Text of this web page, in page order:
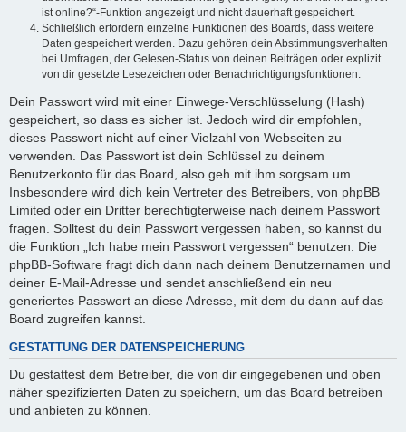
ist online?“-Funktion angezeigt und nicht dauerhaft gespeichert.
Schließlich erfordern einzelne Funktionen des Boards, dass weitere
Daten gespeichert werden. Dazu gehören dein Abstimmungsverhalten
bei Umfragen, der Gelesen-Status von deinen Beiträgen oder explizit
von dir gesetzte Lesezeichen oder Benachrichtigungsfunktionen.
Dein Passwort wird mit einer Einwege-Verschlüsselung (Hash)
gespeichert, so dass es sicher ist. Jedoch wird dir empfohlen,
dieses Passwort nicht auf einer Vielzahl von Webseiten zu
verwenden. Das Passwort ist dein Schlüssel zu deinem
Benutzerkonto für das Board, also geh mit ihm sorgsam um.
Insbesondere wird dich kein Vertreter des Betreibers, von phpBB
Limited oder ein Dritter berechtigterweise nach deinem Passwort
fragen. Solltest du dein Passwort vergessen haben, so kannst du
die Funktion „Ich habe mein Passwort vergessen“ benutzen. Die
phpBB-Software fragt dich dann nach deinem Benutzernamen und
deiner E-Mail-Adresse und sendet anschließend ein neu
generiertes Passwort an diese Adresse, mit dem du dann auf das
Board zugreifen kannst.
GESTATTUNG DER DATENSPEICHERUNG
Du gestattest dem Betreiber, die von dir eingegebenen und oben
näher spezifizierten Daten zu speichern, um das Board betreiben
und anbieten zu können.